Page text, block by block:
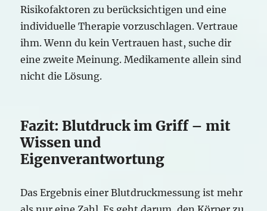
Risikofaktoren zu berücksichtigen und eine
individuelle Therapie vorzuschlagen. Vertraue
ihm. Wenn du kein Vertrauen hast, suche dir
eine zweite Meinung. Medikamente allein sind
nicht die Lösung.
Fazit: Blutdruck im Griff – mit
Wissen und
Eigenverantwortung
Das Ergebnis einer Blutdruckmessung ist mehr